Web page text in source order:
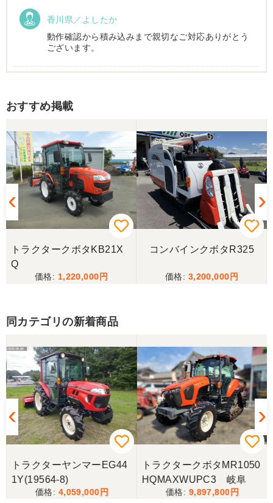
香川県／よしたか
動作確認から積み込みまで親切なご対応ありがとう
ございます。
リピート購入させて頂きました。 ありがとうござい
香川県／井上
とても良くしてもらいました。また購入したいと思
います。
香川県／西川忠洋
丁寧な対応をしていただき計量選別機を無事持ち帰
けることが出来て大満足です。リンスクさんありが
10月にコンバインを購入させていただきました、香
川県から熊本県まで運んでもらい、 とても親切に機
械の説明をしていただき感謝しています。 そして、
この度無事に稲刈りを行い、終了しました。 農機リ
ンクスさん、ありがとうございました。
おすすめ掲載
トラクタークボタKB21X
Q
1,220,000
コンバインクボタR325
3,200,000
同カテゴリの新着商品
トラクターヤンマーEG44
1Y(19564-8)
4,059,000
トラクタークボタMR1050
HQMAXWUPC3 岐阜
9,897,800